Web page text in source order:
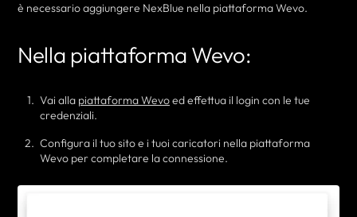
è necessario aggiungere NexBlue nella piattaforma Wevo.
Nella piattaforma Wevo:
Vai alla piattaforma Wevoed effettua il login con le tue
credenziali.
Configura il tuo sito e i tuoi caricatori nella piattaforma
Wevo per completare la connessione.